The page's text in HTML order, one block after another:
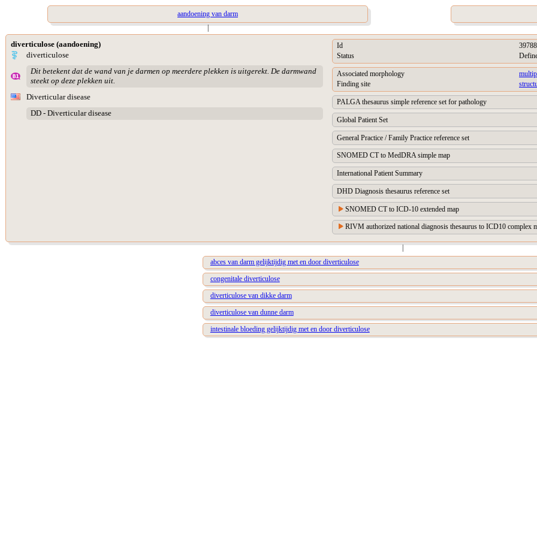
aandoening van darm
|
diverticulose (aandoening)
diverticulose
Dit betekent dat de wand van je darmen op meerdere plekken is uitgerekt. De darmwand
steekt op deze plekken uit.
Diverticular disease
DD - Diverticular disease
Id
Status
Associated morphology
Finding site
PALGA thesaurus simple reference set for pathology
Global Patient Set
General Practice / Family Practice reference set
SNOMED CT to MedDRA simple map
International Patient Summary
DHD Diagnosis thesaurus reference set
SNOMED CT to ICD-10 extended map
RIVM authorized national diagnosis thesaurus to ICD10 complex
|
abces van darm gelijktijdig met en door diverticulose
congenitale diverticulose
diverticulose van dikke darm
diverticulose van dunne darm
intestinale bloeding gelijktijdig met en door diverticulose